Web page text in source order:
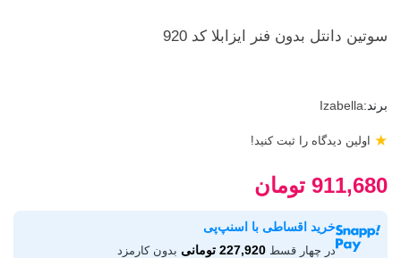
سوتین دانتل بدون فنر ایزابلا کد 920
برند:Izabella
اولین دیدگاه را ثبت کنید! ★
911,680 تومان
خرید اقساطی با اسنپ‌پی
در چهار قسط 227,920 تومانی بدون کارمزد